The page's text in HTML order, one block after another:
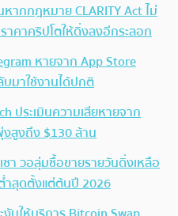
ากกฎหมาย CLARITY Act ไม่
คาคริปโตให้ดิ่งลงอีกระลอก
หายจาก App Store
มาใช้งานได้ปกติ
ประเมินความเสียหายจาก
สูงถึง $130 ล้าน
า วอลุ่มซื้อขายรายวันดิ่งเหลือ
สุดตั้งแต่ต้นปี 2026